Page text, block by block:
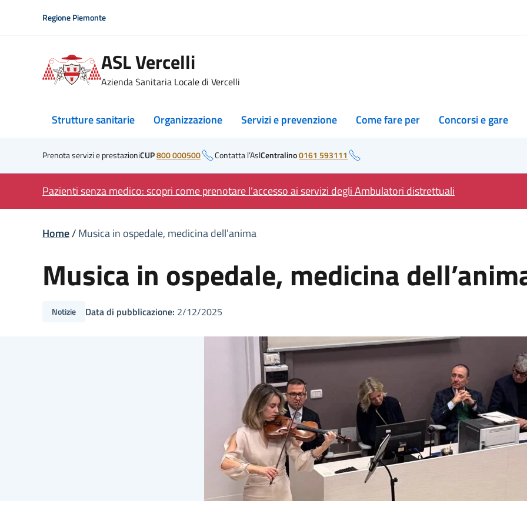
Regione Piemonte
ASL Vercelli
Azienda Sanitaria Locale di Vercelli
Strutture sanitarie Organizzazione Servizi e prevenzione Come fare per Concorsi e gare
Prenota servizi e prestazioniCUP800 000500 Contatta l’AslCentralino0161 593111
Pazienti senza medico: scopri come prenotare l’accesso ai servizi degli Ambulatori distrettuali
Home/Musica in ospedale, medicina dell’anima
Musica in ospedale, medicina
Notizie Data di pubblicazione: 2/12/2025